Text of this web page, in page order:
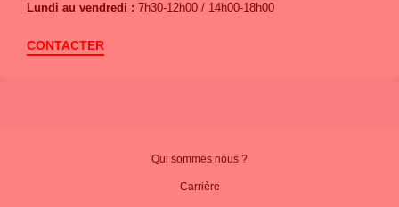
Lundi au vendredi : 7h30-12h00 / 14h00-18h00
CONTACTER
Qui sommes nous ?
Carrière